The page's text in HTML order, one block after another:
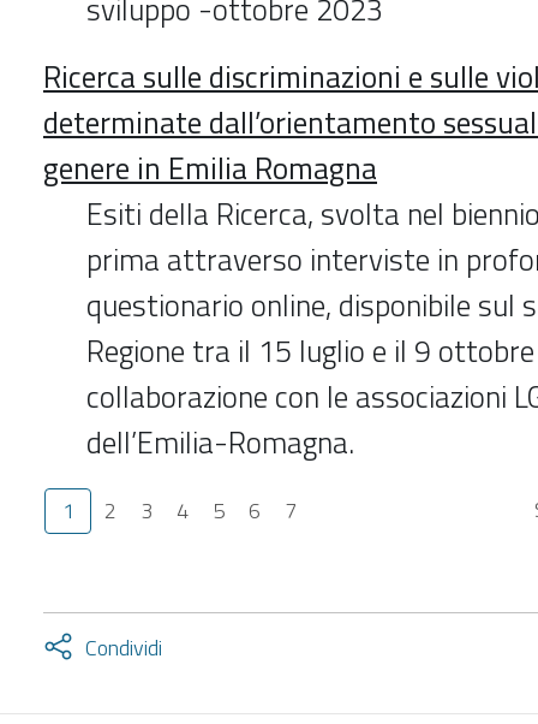
Ricerca sulle discriminazioni e sulle
determinate dall’orientamento
genere in Emilia Romagna
Esiti della Ricerca, svolta nel
prima attraverso interviste in
questionario online, disponibile sul
Regione tra il 15 luglio e il 9
collaborazione con le associazioni
dell’Emilia-Romagna.
1 2 3 4 5 6 7
Condividi
Attiva